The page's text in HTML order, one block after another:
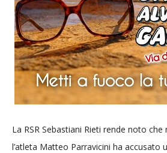
La RSR Sebastiani Rieti rende noto
l’atleta Matteo Parravicini ha accusato